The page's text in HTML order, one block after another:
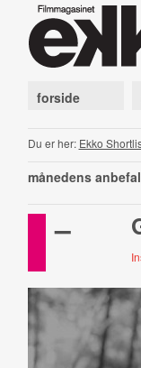
forside
Du er her: Ekko
månedens
–